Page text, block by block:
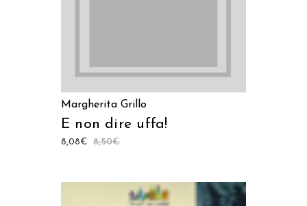
Margherita Grillo
E non dire uffa!
8,50€
8,08€